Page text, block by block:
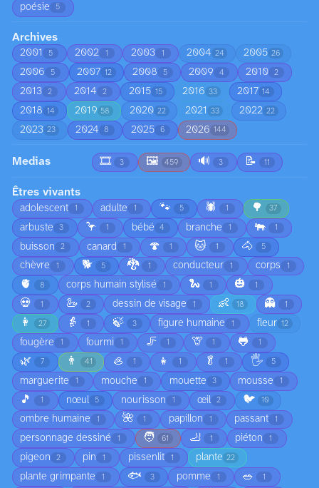
poésie 5
Archives
2001 5 2002 1 2003 1 2004 24 2005 26
2006 5 2007 12 2008 5 2009 4 2010 2
2013 2 2014 2 2015 15 2016 33 2017 14
2018 14 2019 58 2020 22 2021 33 2022 22
2023 23 2024 8 2025 6 2026 144
Medias 🎞️ 3 🖼️ 459 🔊 3 📝 11
Êtres vivants
adolescent 1 adulte 1 🐾 5 🕷️ 1 🌳 37
arbuste 3 🦩 1 bébé 4 branche 1 🐃 1
buisson 2 canard 1 🍄 1 🐱 1 🐴 5
chèvre 1 🐕 5 🐉 1 conducteur 1 corps 1
🫀 8 corps humain stylisé 1 🐍 1 🎃 1
💀 1 🦢 2 dessin de visage 1 👶 18 👻 1
👩 27 👵 1 🍃 3 figure humaine 1 fleur 12
fougère 1 fourmi 1 🦵 1 🦒 1 🐸 1
🌿 7 👨 41 🦪 1 👧 1 🥬 1 🖐️ 5
marguerite 1 mouche 1 mouette 3 mousse 1
🎵 1 nœul 5 nourisson 1 œil 2 🐦 10
ombre humaine 1 🌺 1 papillon 1 passant 1
personnage dessiné 1 🧑 61 🦶 1 piéton 1
pigeon 2 pin 1 pissenlit 1 plante 22
plante grimpante 1 🐟 3 pomme 1 🥗 1